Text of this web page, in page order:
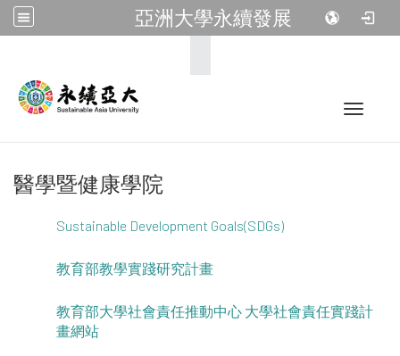
亞洲大學永續發展
Toggle
醫學暨健康學院
Sustainable Development Goals(SDGs)
教育部教學實踐研究計畫
教育部大學社會責任推動中心 大學社會責任實踐計
畫網站